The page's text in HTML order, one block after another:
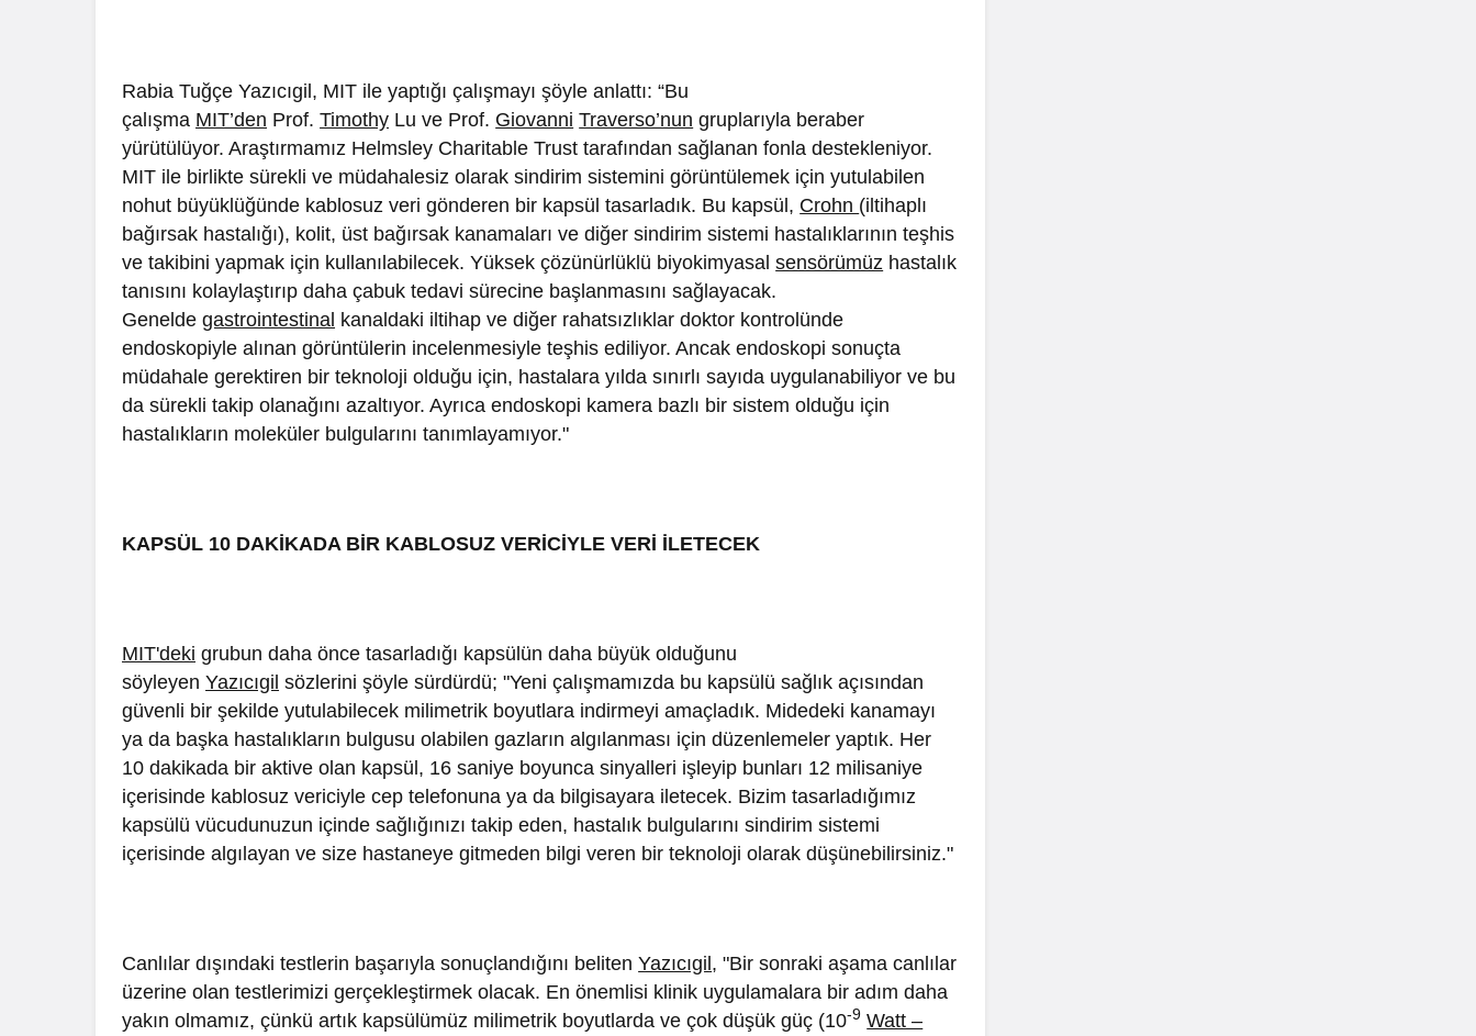
Rabia Tuğçe Yazıcıgil, MIT ile yaptığı çalışmayı şöyle anlattı: “Bu
çalışma MIT’den Prof.Timothy Lu ve Prof. Giovanni Traverso’nun gruplarıyla beraber
yürütülüyor. Araştırmamız Helmsley Charitable Trust tarafından sağlanan fonla destekleniyor.
MIT ile birlikte sürekli ve müdahalesiz olarak sindirim sistemini görüntülemek için yutulabilen
nohut büyüklüğünde kablosuz veri gönderen bir kapsül tasarladık. Bu kapsül, Crohn (iltihaplı
bağırsak hastalığı), kolit, üst bağırsak kanamaları ve diğer sindirim sistemi hastalıklarının teşhis
ve takibini yapmak için kullanılabilecek. Yüksek çözünürlüklü biyokimyasalsensörümüz hastalık
tanısını kolaylaştırıp daha çabuk tedavi sürecine başlanmasını sağlayacak.
Geneldegastrointestinal kanaldaki iltihap ve diğer rahatsızlıklar doktor kontrolünde
endoskopiyle alınan görüntülerin incelenmesiyle teşhis ediliyor. Ancak endoskopi sonuçta
müdahale gerektiren bir teknoloji olduğu için, hastalara yılda sınırlı sayıda uygulanabiliyor ve bu
da sürekli takip olanağını azaltıyor. Ayrıca endoskopi kamera bazlı bir sistem olduğu için
hastalıkların moleküler bulgularını tanımlayamıyor."
KAPSÜL 10 DAKİKADA BİR KABLOSUZ VERİCİYLE VERİ İLETECEK
MIT'deki grubun daha önce tasarladığı kapsülün daha büyük olduğunu
söyleyenYazıcıgil sözlerini şöyle sürdürdü; "Yeni çalışmamızda bu kapsülü sağlık açısından
güvenli bir şekilde yutulabilecek milimetrik boyutlara indirmeyi amaçladık. Midedeki kanamayı
ya da başka hastalıkların bulgusu olabilen gazların algılanması için düzenlemeler yaptık. Her
10 dakikada bir aktive olan kapsül, 16 saniye boyunca sinyalleri işleyip bunları 12 milisaniye
içerisinde kablosuz vericiyle cep telefonuna ya da bilgisayara iletecek. Bizim tasarladığımız
kapsülü vücudunuzun içinde sağlığınızı takip eden, hastalık bulgularını sindirim sistemi
içerisinde algılayan ve size hastaneye gitmeden bilgi veren bir teknoloji olarak düşünebilirsiniz."
Canlılar dışındaki testlerin başarıyla sonuçlandığını belitenYazıcıgil, "Bir sonraki aşama canlılar
üzerine olan testlerimizi gerçekleştirmek olacak. En önemlisi klinik uygulamalara bir adım daha
yakın olmamız, çünkü artık kapsülümüz milimetrik boyutlarda ve çok düşük güç (10-9 Watt –